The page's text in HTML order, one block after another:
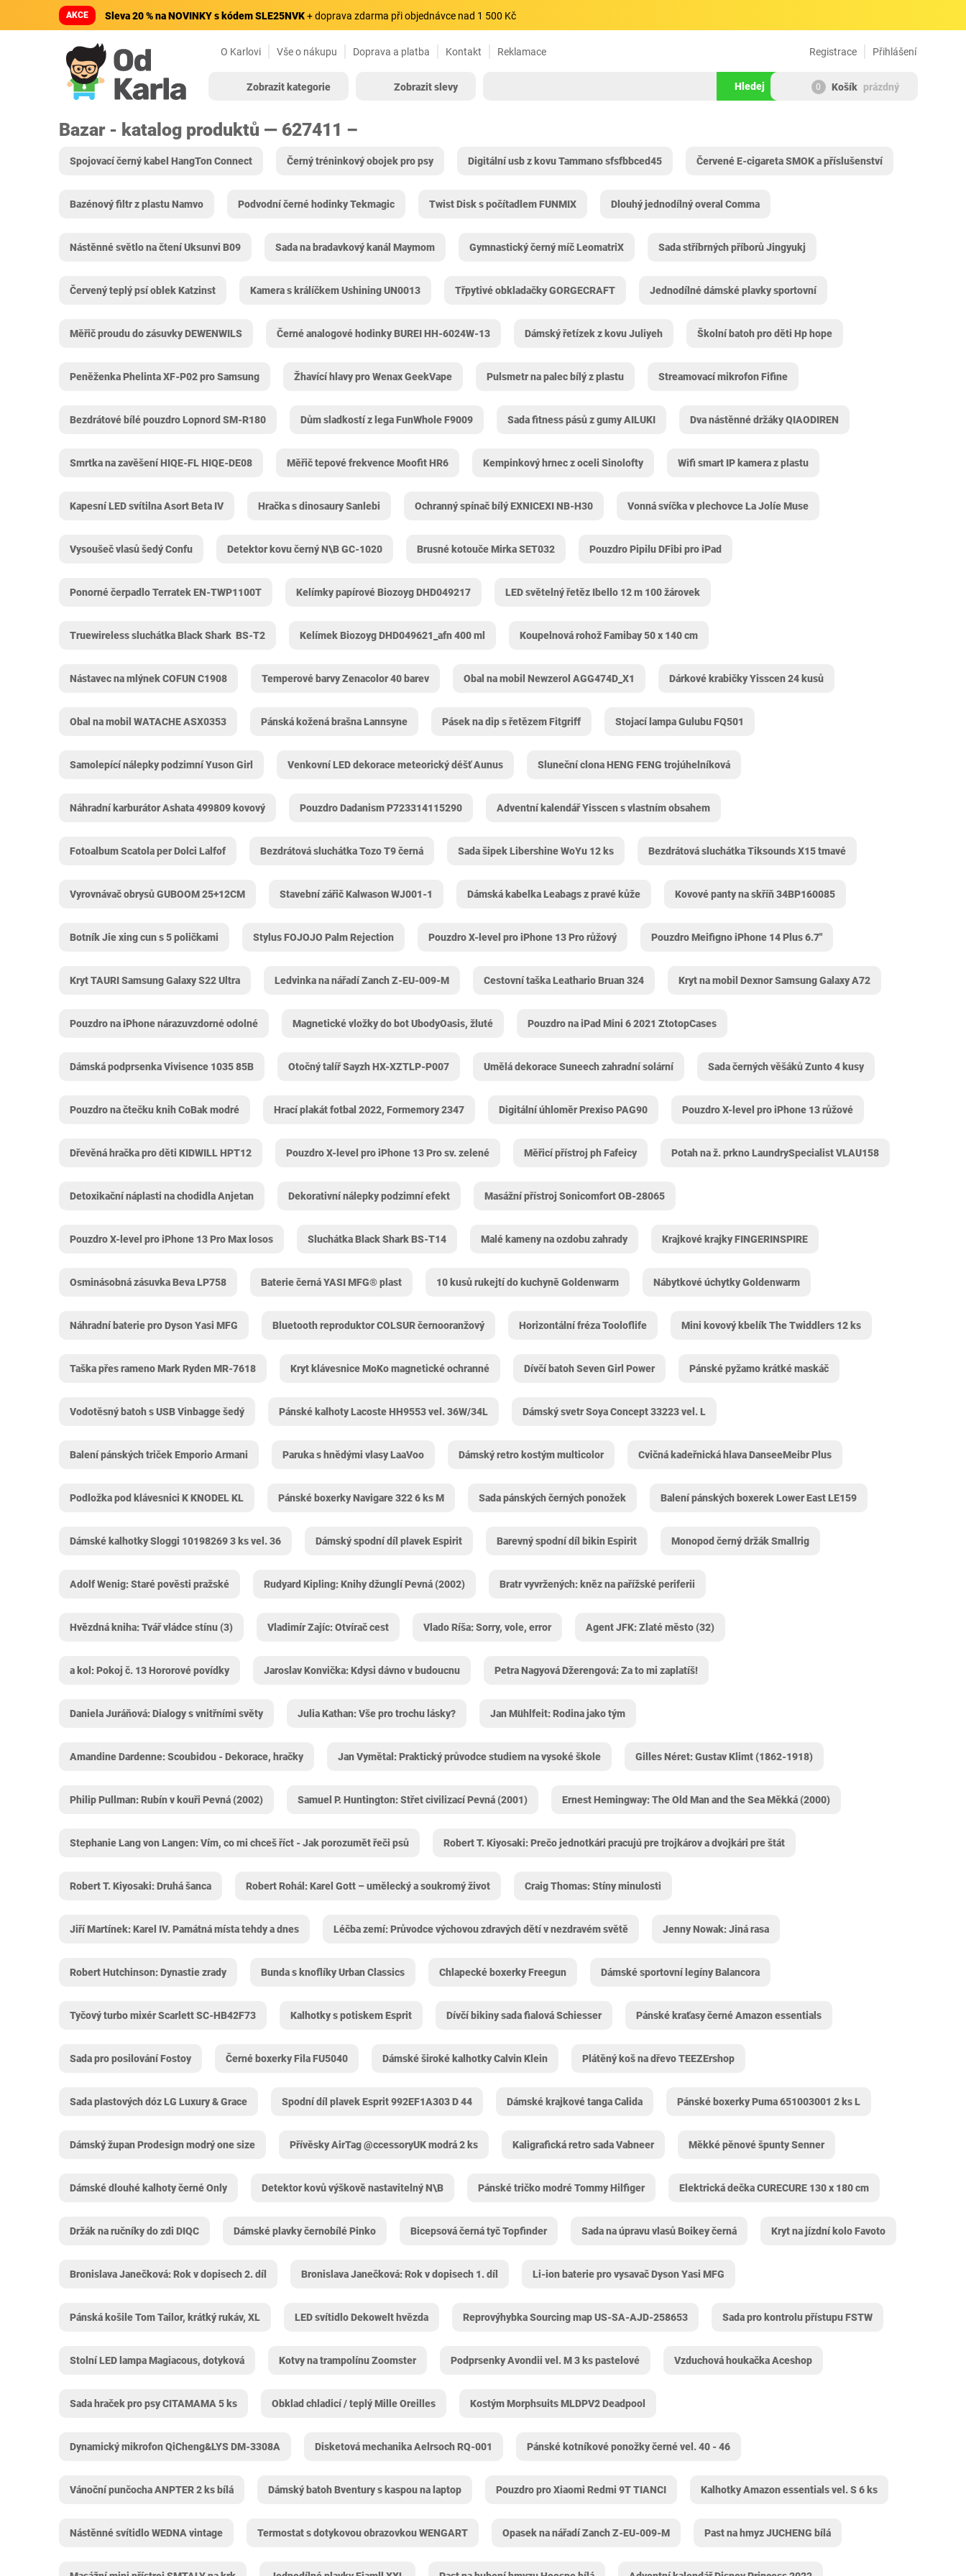
AKCE Sleva 20 % na NOVINKY s kódem SLE25NVK+ doprava zdarma při objednávce nad 1 500 Kč
O Karlovi Vše o nákupu Doprava a platba Kontakt Reklamace Přihlášení
Registrace
Zobrazit kategorie Zobrazit slevy Hledej 0 Košík prázdný
Bazar - katalog produktů — 627411 –
Spojovací černý kabel ‎HangTon Connect Černý tréninkový obojek pro psy Digitální usb z kovu Tammano sfsfbbced45 Červené E-cigareta SMOK a příslušenství
Bazénový filtr z plastu ‎Namvo Podvodní černé hodinky Tekmagic Twist Disk s počítadlem FUNMIX Dlouhý jednodílný overal Comma
Nástěnné světlo na čtení Uksunvi B09 Sada na bradavkový kanál Maymom Gymnastický černý míč LeomatriX Sada stříbrných příborů Jingyukj
Červený teplý psí oblek Katzinst Kamera s králíčkem Ushining UN0013 Třpytivé obkladačky GORGECRAFT Jednodílné dámské plavky sportovní
Měřič proudu do zásuvky ‎DEWENWILS Černé analogové hodinky BUREI HH-6024W-13 Dámský řetízek z kovu Juliyeh Školní batoh pro děti Hp hope
Peněženka Phelinta XF-P02 pro Samsung Žhavící hlavy pro Wenax GeekVape Pulsmetr na palec bílý z plastu Streamovací mikrofon Fifine
Bezdrátové bílé pouzdro Lopnord SM-R180 Dům sladkostí z lega FunWhole ‎F9009 Sada fitness pásů z gumy AILUKI Dva nástěnné držáky QIAODIREN
Smrtka na zavěšení HIQE-FL HIQE-DE08 Měřič tepové frekvence Moofit HR6 Kempinkový hrnec z oceli Sinolofty Wifi smart IP kamera z plastu
Kapesní LED svítilna Asort ‎Beta IV Hračka s dinosaury Sanlebi Ochranný spínač bílý EXNICEXI NB-H30 Vonná svíčka v plechovce La Jolíe Muse
Vysoušeč vlasů šedý Confu Detektor kovu černý N\B ‎GC-1020 Brusné kotouče Mirka ‎SET032 Pouzdro Pipilu DFibi pro iPad
Ponorné čerpadlo Terratek ‎EN-TWP1100T Kelímky papírové Biozoyg DHD049217 LED světelný řetěz Ibello 12 m 100 žárovek
Truewireless sluchátka Black Shark ‎ BS-T2 Kelímek Biozoyg DHD049621_afn 400 ml Koupelnová rohož Famibay 50 x 140 cm
Nástavec na mlýnek COFUN ‎C1908 Temperové barvy Zenacolor 40 barev Obal na mobil Newzerol AGG474D_X1 Dárkové krabičky Yisscen 24 kusů
Obal na mobil WATACHE ASX0353 Pánská kožená brašna Lannsyne Pásek na dip s řetězem Fitgriff Stojací lampa Gulubu ‎FQ501
Samolepící nálepky podzimní Yuson Girl Venkovní LED dekorace meteorický déšť Aunus Sluneční clona HENG FENG trojúhelníková
Náhradní karburátor Ashata 499809 kovový Pouzdro Dadanism P723314115290 Adventní kalendář Yisscen s vlastním obsahem
Fotoalbum Scatola per Dolci Lalfof Bezdrátová sluchátka Tozo T9 černá Sada šipek Libershine ‎WoYu 12 ks Bezdrátová sluchátka Tiksounds X15 tmavé
Vyrovnávač obrysů GUBOOM ‎25+12CM Stavební zářič Kalwason ‎WJ001-1 Dámská kabelka Leabags z pravé kůže Kovové panty na skříň 34BP160085
Botník Jie xing cun s 5 poličkami Stylus FOJOJO Palm Rejection Pouzdro X-level pro iPhone 13 Pro růžový Pouzdro Meifigno iPhone 14 Plus 6.7"
Kryt TAURI Samsung Galaxy S22 Ultra Ledvinka na nářadí Zanch ‎Z-EU-009-M Cestovní taška Leathario Bruan 324 Kryt na mobil Dexnor Samsung Galaxy A72
Pouzdro na iPhone nárazuvzdorné odolné Magnetické vložky do bot UbodyOasis, žluté Pouzdro na iPad Mini 6 2021 ZtotopCases
Dámská podprsenka Vivisence 1035 85B Otočný talíř Sayzh ‎HX-XZTLP-P007 Umělá dekorace Suneech zahradní solární Sada černých věšáků Zunto 4 kusy
Pouzdro na čtečku knih CoBak modré Hrací plakát fotbal 2022, Formemory 2347 Digitální úhloměr Prexiso PAG90 Pouzdro X-level pro iPhone 13 růžové
Dřevěná hračka pro děti KIDWILL ‎HPT12 Pouzdro X-level pro iPhone 13 Pro sv. zelené Měřicí přístroj ph Fafeicy Potah na ž. prkno LaundrySpecialist VLAU158
Detoxikační náplasti na chodidla Anjetan Dekorativní nálepky podzimní efekt Masážní přístroj Sonicomfort OB-28065
Pouzdro X-level pro iPhone 13 Pro Max losos Sluchátka Black Shark BS-T14 Malé kameny na ozdobu zahrady Krajkové krajky FINGERINSPIRE
Osminásobná zásuvka Beva LP758 Baterie černá YASI MFG® plast 10 kusů rukejtí do kuchyně ‎Goldenwarm Nábytkové úchytky ‎Goldenwarm
Náhradní baterie pro Dyson Yasi MFG Bluetooth reproduktor COLSUR černooranžový Horizontální fréza Tooloflife Mini kovový kbelík The Twiddlers 12 ks
Taška přes rameno Mark Ryden MR-7618 Kryt klávesnice MoKo magnetické ochranné Dívčí batoh Seven Girl Power Pánské pyžamo krátké maskáč
Vodotěsný batoh s USB Vinbagge šedý Pánské kalhoty Lacoste HH9553 vel. 36W/34L Dámský svetr Soya Concept 33223 vel. L
Balení pánských triček Emporio Armani Paruka s hnědými vlasy LaaVoo Dámský retro kostým multicolor Cvičná kadeřnická hlava DanseeMeibr Plus
Podložka pod klávesnici K KNODEL KL Pánské boxerky Navigare 322 6 ks M Sada pánských černých ponožek Balení pánských boxerek Lower East LE159
Dámské kalhotky Sloggi 10198269 3 ks vel. 36 Dámský spodní díl plavek Espirit Barevný spodní díl bikin Espirit Monopod černý držák Smallrig
Adolf Wenig: Staré pověsti pražské Rudyard Kipling: Knihy džunglí Pevná (2002) Bratr vyvržených: kněz na pařížské periferii
Hvězdná kniha: Tvář vládce stínu (3) Vladimír Zajíc: Otvírač cest Vlado Ríša: Sorry, vole, error Agent JFK: Zlaté město (32)
a kol: Pokoj č. 13 Hororové povídky Jaroslav Konvička: Kdysi dávno v budoucnu Petra Nagyová Džerengová: Za to mi zaplatíš!
Daniela Juráňová: Dialogy s vnitřními světy Julia Kathan: Vše pro trochu lásky? Jan Mühlfeit: Rodina jako tým
Amandine Dardenne: Scoubidou - Dekorace, hračky Jan Vymětal: Praktický průvodce studiem na vysoké škole Gilles Néret: Gustav Klimt (1862-1918)
Philip Pullman: Rubín v kouři Pevná (2002) Samuel P. Huntington: Střet civilizací Pevná (2001) Ernest Hemingway: The Old Man and the Sea Měkká (2000)
Stephanie Lang von Langen: Vím, co mi chceš říct - Jak porozumět řeči psů Robert T. Kiyosaki: Prečo jednotkári pracujú pre trojkárov a dvojkári pre štát
Robert T. Kiyosaki: Druhá šanca Robert Rohál: Karel Gott – umělecký a soukromý život Craig Thomas: Stíny minulosti
Jiří Martínek: Karel IV. Památná místa tehdy a dnes Léčba zemí: Průvodce výchovou zdravých dětí v nezdravém světě Jenny Nowak: Jiná rasa
Robert Hutchinson: Dynastie zrady Bunda s knoflíky Urban Classics Chlapecké boxerky Freegun Dámské sportovní legíny Balancora
Tyčový turbo mixér Scarlett SC-HB42F73 Kalhotky s potiskem Esprit Dívčí bikiny sada fialová Schiesser Pánské kraťasy černé Amazon essentials
Sada pro posilování Fostoy Černé boxerky Fila FU5040 Dámské široké kalhotky Calvin Klein Plátěný koš na dřevo TEEZErshop
Sada plastových dóz LG Luxury & Grace Spodní díl plavek Esprit 992EF1A303 D 44 Dámské krajkové tanga Calida Pánské boxerky Puma ‎651003001 2 ks L
Dámský župan Prodesign modrý one size Přívěsky AirTag @ccessoryUK modrá 2 ks Kaligrafická retro sada Vabneer Měkké pěnové špunty Senner
Dámské dlouhé kalhoty černé Only Detektor kovů výškově nastavitelný N\B Pánské tričko modré Tommy Hilfiger Elektrická dečka CURECURE 130 x 180 cm
Držák na ručníky do zdi DIQC Dámské plavky černobílé Pinko Bicepsová černá tyč Topfinder Sada na úpravu vlasů Boikey černá Kryt na jízdní kolo Favoto
Bronislava Janečková: Rok v dopisech 2. díl Bronislava Janečková: Rok v dopisech 1. díl Li-ion baterie pro vysavač Dyson Yasi MFG
Pánská košile Tom Tailor, krátký rukáv, XL LED svítidlo Dekowelt hvězda Reprovýhybka Sourcing map US-SA-AJD-258653 Sada pro kontrolu přístupu FSTW
Stolní LED lampa Magiacous, dotyková Kotvy na trampolínu Zoomster Podprsenky Avondii vel. M 3 ks pastelové Vzduchová houkačka Aceshop
Sada hraček pro psy CITAMAMA 5 ks Obklad chladicí / teplý Mille Oreilles Kostým Morphsuits MLDPV2 Deadpool
Dynamický mikrofon QiCheng&LYS DM-3308A Disketová mechanika Aelrsoch RQ-001 Pánské kotníkové ponožky černé vel. 40 - 46
Vánoční punčocha ANPTER 2 ks bílá Dámský batoh Bventury s kaspou na laptop Pouzdro pro Xiaomi Redmi 9T TIANCI Kalhotky Amazon essentials vel. S 6 ks
Nástěnné svítidlo WEDNA vintage Termostat s dotykovou obrazovkou WENGART Opasek na nářadí Zanch ‎Z-EU-009-M Past na hmyz JUCHENG bílá